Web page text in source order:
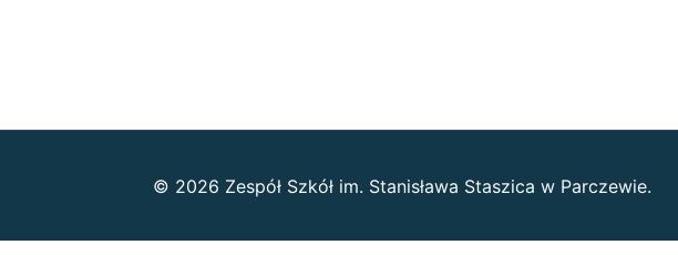
© 2026 Zespół Szkół im. Stanisława Staszica w Parczewie.